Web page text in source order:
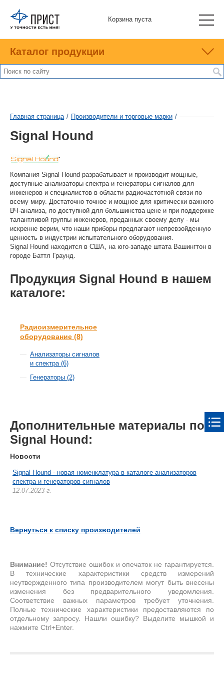
Корзина пуста
Каталог продукции
Главная страница / Производители и торговые марки /
Signal Hound
Компания Signal Hound разрабатывает и производит мощные,
доступные анализаторы спектра и генераторы сигналов для
инженеров и специалистов в области радиочастотной связи по
всему миру. Достаточно точное и мощное для критически важного
ВЧ-анализа, по доступной для большинства цене и при поддержке
талантливой группы инженеров, преданных своему делу - мы
искренне верим, что наши приборы предлагают непревзойденную
ценность в индустрии испытательного оборудования.
Signal Hound находится в США, на юго-западе штата Вашингтон в
городе Баттл Граунд.
Продукция Signal Hound в нашем
каталоге:
Радиоизмерительное
оборудование (8)
Анализаторы сигналов
и спектра (6)
Генераторы (2)
Дополнительные материалы по
Signal Hound:
Новости
Signal Hound - новая номенклатура в каталоге анализаторов
спектра и генераторов сигналов
12.07.2023 г.
Вернуться к списку производителей
Внимание! Отсутствие ошибок и опечаток не гарантируется.
В технические характеристики средств измерений
неутвержденного типа производителем могут быть внесены
изменения без предварительного уведомления.
Соответствие важных параметров требует уточнения.
Полные технические характеристики предоставляются по
отдельному запросу. Нашли ошибку? Выделите мышкой и
нажмите Ctrl+Enter.